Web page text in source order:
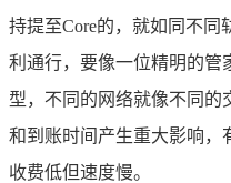
持提至Core的，就如同不同
利通行，要像一位精明的管
型，不同的网络就像不同的
和到账时间产生重大影响，
收费低但速度慢。